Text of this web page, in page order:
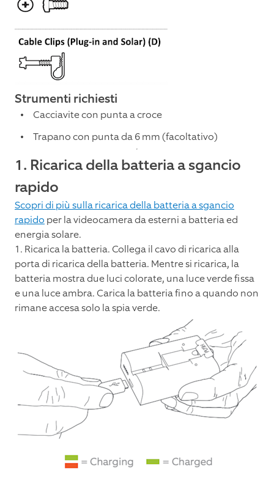
Strumenti richiesti
Cacciavite con punta a croce
Trapano con punta da 6 mm (facoltativo)
1. Ricarica della batteria a sgancio
rapido
Scopri di più sulla ricarica della batteria a sgancio
rapido per la videocamera da esterni a batteria ed
energia solare.
1. Ricarica la batteria. Collega il cavo di ricarica alla
porta di ricarica della batteria. Mentre si ricarica, la
batteria mostra due luci colorate, una luce verde fissa
e una luce ambra. Carica la batteria fino a quando non
rimane accesa solo la spia verde.